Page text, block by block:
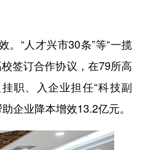
“人才兴市30条”等“一揽
签订合作协议，在79所高
职、入企业担任“科技副
企业降本增效13.2亿元。